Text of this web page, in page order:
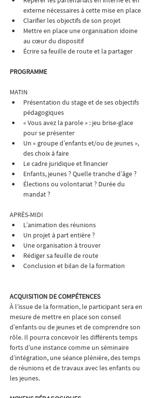
externe nécessaires à cette mise en place
Clarifier les objectifs de son projet
Mettre en place une organisation idoine
au cœur du dispositif
Écrire sa feuille de route et la partager
PROGRAMME
MATIN
Présentation du stage et de ses objectifs
pédagogiques
« Vous avez la parole » : jeu brise-glace
pour se présenter
Un « groupe d’enfants et/ou de jeunes »,
des choix à faire
Le cadre juridique et financier
Enfants, jeunes ? Quelle tranche d’âge ?
Élections ou volontariat ? Durée du
mandat ?
APRÈS-MIDI
L’animation des réunions
Un projet à part entière ?
Une organisation à trouver
Rédiger sa feuille de route
Conclusion et bilan de la formation
ACQUISITION DE COMPÉTENCES
À l’issue de la formation, le participant sera en
mesure de mettre en place son conseil
d’enfants ou de jeunes et de comprendre son
rôle. Il pourra concevoir les différents temps
forts d’une instance comme un séminaire
d’intégration, une séance plénière, des temps
de réunions et de travaux avec les enfants ou
les jeunes.